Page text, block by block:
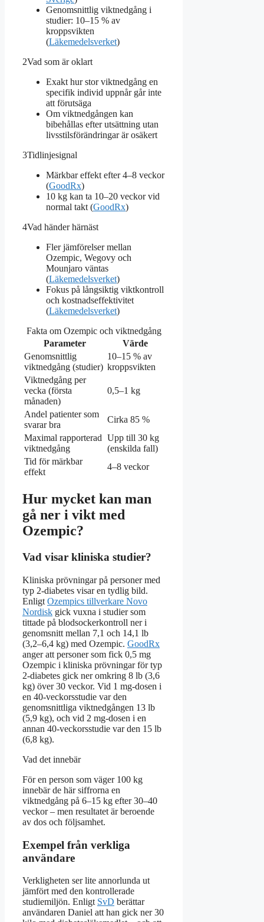
Genomsnittlig viktnedgång i
studier: 10–15 % av
kroppsvikten
(Läkemedelsverket)
2Vad som är oklart
Exakt hur stor viktnedgång en
specifik individ uppnår går inte
att förutsäga
Om viktnedgången kan
bibehållas efter utsättning utan
livsstilsförändringar är osäkert
3Tidlinjesignal
Märkbar effekt efter 4–8 veckor
(GoodRx)
10 kg kan ta 10–20 veckor vid
normal takt (GoodRx)
4Vad händer härnäst
Fler jämförelser mellan
Ozempic, Wegovy och
Mounjaro väntas
(Läkemedelsverket)
Fokus på långsiktig viktkontroll
och kostnadseffektivitet
(Läkemedelsverket)
Fakta om Ozempic och viktnedgång
Parameter
Värde
Genomsnittlig
viktnedgång (studier)
10–15 % av
kroppsvikten
Viktnedgång per
vecka (första
månaden)
0,5–1 kg
Andel patienter som
svarar bra
Cirka 85 %
Maximal rapporterad
viktnedgång
Upp till 30 kg
(enskilda fall)
Tid för märkbar
effekt
4–8 veckor
Hur mycket kan man
gå ner i vikt med
Ozempic?
Vad visar kliniska studier?
Kliniska prövningar på personer med
typ 2-diabetes visar en tydlig bild.
Enligt Ozempics tillverkare Novo
Nordisk gick vuxna i studier som
tittade på blodsockerkontroll ner i
genomsnitt mellan 7,1 och 14,1 lb
(3,2–6,4 kg) med Ozempic. GoodRx
anger att personer som fick 0,5 mg
Ozempic i kliniska prövningar för typ
2-diabetes gick ner omkring 8 lb (3,6
kg) över 30 veckor. Vid 1 mg-dosen i
en 40-veckorsstudie var den
genomsnittliga viktnedgången 13 lb
(5,9 kg), och vid 2 mg-dosen i en
annan 40-veckorsstudie var den 15 lb
(6,8 kg).
Vad det innebär
För en person som väger 100 kg
innebär de här siffrorna en
viktnedgång på 6–15 kg efter 30–40
veckor – men resultatet är beroende
av dos och följsamhet.
Exempel från verkliga
användare
Verkligheten ser lite annorlunda ut
jämfört med den kontrollerade
studiemiljön. Enligt SvD berättar
användaren Daniel att han gick ner 30